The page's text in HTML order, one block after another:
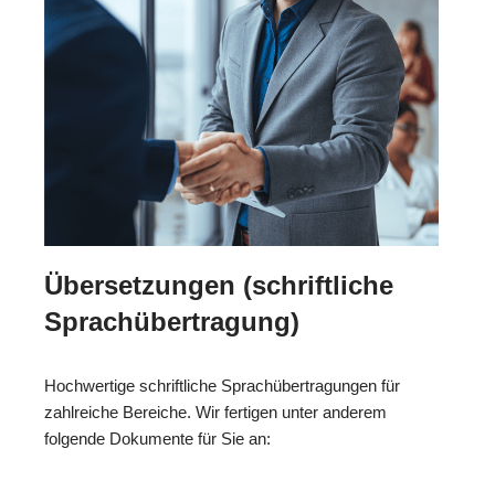
Übersetzungen (schriftliche
Sprachübertragung)
Hochwertige schriftliche Sprachübertragungen für
zahlreiche Bereiche. Wir fertigen unter anderem
folgende Dokumente für Sie an: